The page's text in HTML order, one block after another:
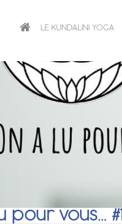
LE KUNDALINI YOGA
pour vous… #1